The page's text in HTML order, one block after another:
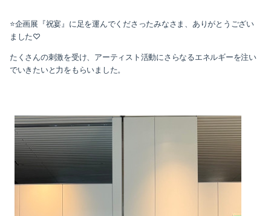
⭐️企画展『祝宴』に足を運んでくださったみなさま、ありがとうござい
ました♡
たくさんの刺激を受け、アーティスト活動にさらなるエネルギーを注い
でいきたいと力をもらいました。